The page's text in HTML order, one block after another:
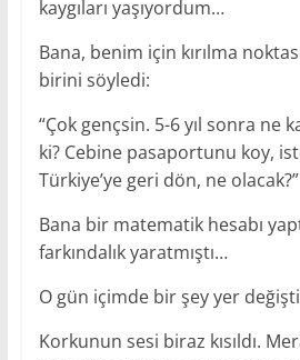
kaygıları yaşıyordum…
Bana, benim için kırılma
birini söyledi:
“Çok gençsin. 5-6 yıl sonra ne
ki? Cebine pasaportunu koy,
Türkiye’ye geri dön, ne olacak?”
Bana bir matematik hesabı
farkındalık yaratmıştı…
O gün içimde bir şey yer
Korkunun sesi biraz kısıldı.